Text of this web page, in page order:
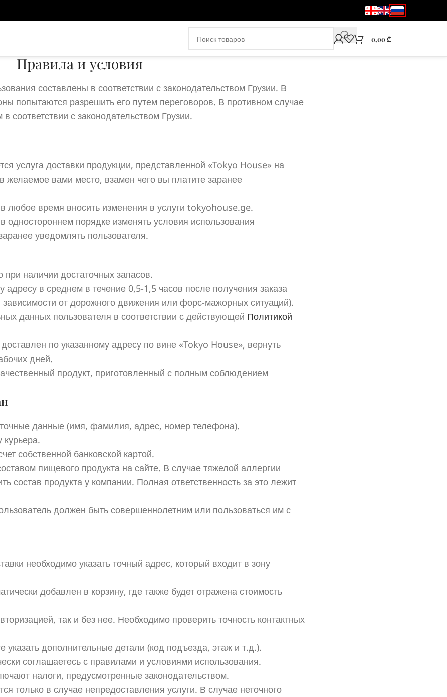
0,00₾
Правила и условия
составлены в соответствии с законодательством Грузии. В
попытаются разрешить его путем переговоров. В противном случае
соответствии с законодательством Грузии.
услуга доставки продукции, представленной «Tokyo House» на
желаемое вами место, взамен чего вы платите заранее
любое время вносить изменения в услуги tokyohouse.ge.
одностороннем порядке изменять условия использования
уведомлять пользователя.
при наличии достаточных запасов.
адресу в среднем в течение 0,5-1,5 часов после получения заказа
от дорожного движения или форс-мажорных ситуаций).
данных пользователя в соответствии с действующей Политикой
по указанному адресу по вине «Tokyo House», вернуть
дней.
продукт, приготовленный с полным соблюдением
данные (имя, фамилия, адрес, номер телефона).
курьера.
собственной банковской картой.
пищевого продукта на сайте. В случае тяжелой аллергии
состав продукта у компании. Полная ответственность за это лежит
должен быть совершеннолетним или пользоваться им с
необходимо указать точный адрес, который входит в зону
добавлен в корзину, где также будет отражена стоимость
так и без нее. Необходимо проверить точность контактных
дополнительные детали (код подъезда, этаж и т.д.).
соглашаетесь с правилами и условиями использования.
налоги, предусмотренные законодательством.
только в случае непредоставления услуги. В случае неточного